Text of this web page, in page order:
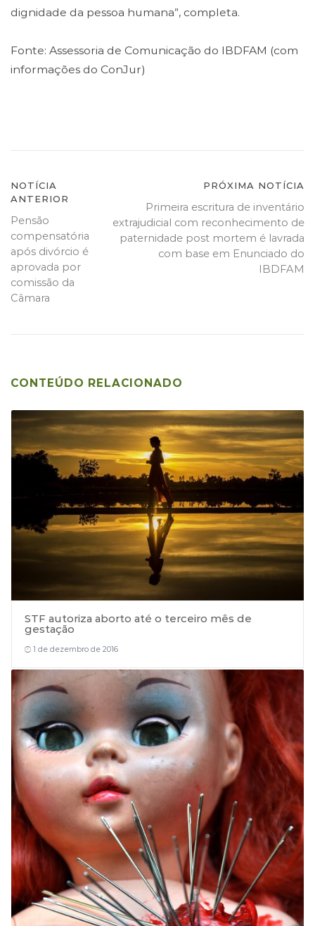
dignidade da pessoa humana”, completa.
Fonte: Assessoria de Comunicação do IBDFAM (com
informações do ConJur)
Navegação
de
Post
NOTÍCIA
ANTERIOR
Pensão
compensatória
após divórcio é
aprovada por
comissão da
Câmara
PRÓXIMA NOTÍCIA
Primeira escritura de inventário
extrajudicial com reconhecimento de
paternidade post mortem é lavrada
com base em Enunciado do
IBDFAM
CONTEÚDO RELACIONADO
STF autoriza aborto até o terceiro mês de
gestação
1 de dezembro de 2016